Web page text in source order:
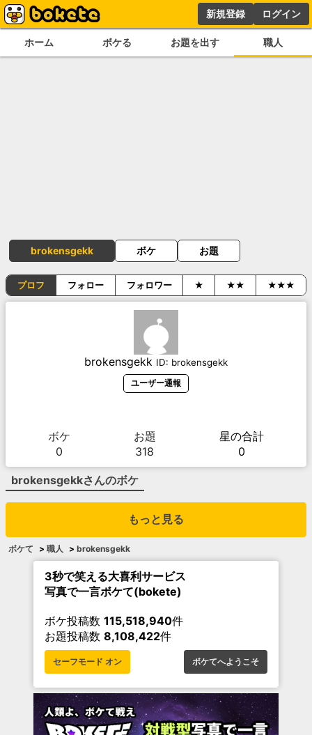
新規登録 ログイン
ホーム ボケる お題を出す 職人
brokensgekk ボケ お題
プロフ フォロー フォロワー ★ ★★ ★★★
brokensgekk ID: brokensgekk
ユーザー通報
ボケ
0
お題
318
星の合計
0
brokensgekkさんのボケ
もっと見る
ボケて > 職人 > brokensgekk
3秒で笑える大喜利サービス
写真で一言ボケて(bokete)
ボケ投稿数 115,518,940件
お題投稿数 8,108,422件
セーフモード オン ボケてへようこそ